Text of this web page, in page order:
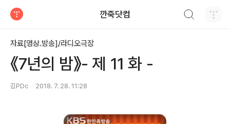
깐죽닷컴
자료[영상.방송]/라디오극장
《7년의 밤》- 제 11 화 -
김PDc 2018. 7. 28. 11:28